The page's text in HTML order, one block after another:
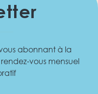
abonnant à la
vous mensuel